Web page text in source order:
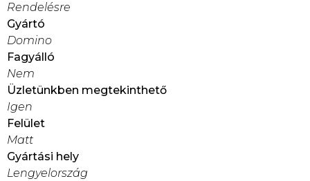
Rendelésre
Gyártó
Domino
Fagyálló
Nem
Üzletünkben megtekinthető
Igen
Felület
Matt
Gyártási hely
Lengyelország